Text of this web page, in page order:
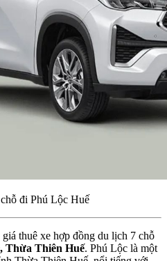
đi Phú Lộc Huế
thuê xe hợp đồng du lịch 7 chỗ
Thừa Thiên Huế. Phú Lộc là một